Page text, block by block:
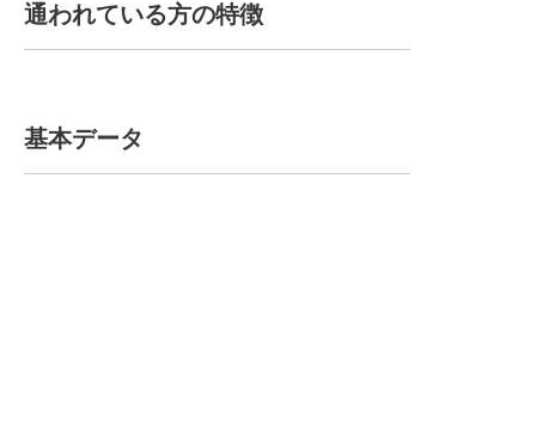
通われている方の特徴
基本データ